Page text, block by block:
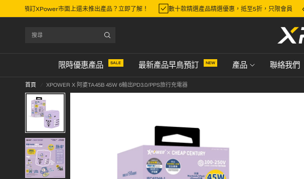
先一步早鳥預訂XPower市面上還未推出產品？立即了解！ 數十款精選產品精選優惠，抵至5折，只限會員
限時優惠產品 SALE 最新產品早鳥預訂 NEW 產品 聯絡我們
首頁
XPOWER X 阿婆TA45B 45W 6輸出PD3.0/PPS旅行充電器